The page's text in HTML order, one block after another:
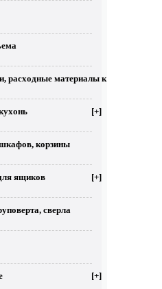
расходные материалы к
[+]
корзины
ящиков [+]
сверла
[+]